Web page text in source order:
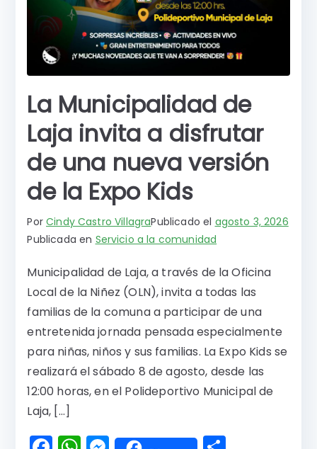
La Municipalidad de
Laja invita a disfrutar
de una nueva versión
de la Expo Kids
PorCindy Castro VillagraPublicado el agosto 3, 2026
Publicada en Servicio a la comunidad
Municipalidad de Laja, a través de la Oficina
Local de la Niñez (OLN), invita a todas las
familias de la comuna a participar de una
entretenida jornada pensada especialmente
para niñas, niños y sus familias. La Expo Kids se
realizará el sábado 8 de agosto, desde las
12:00 horas, en el Polideportivo Municipal de
Laja, […]